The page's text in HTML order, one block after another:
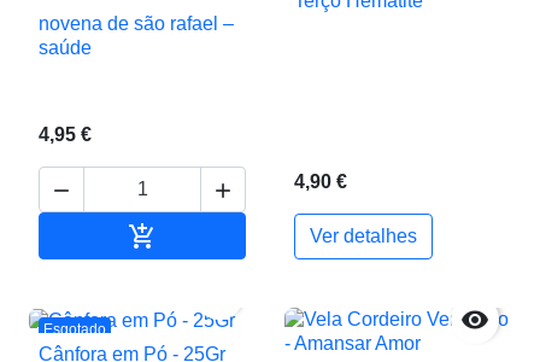
novena de são rafael –
saúde
4,95 €
 
 Adicionar ao carrinho
4,90 €
Ver detalhes
Esgotado
Cânfora em Pó - 25Gr
